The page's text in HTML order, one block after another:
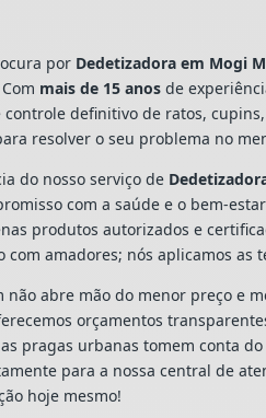
por Dedetizadora em Mogi
mais de 15 anos de
controle definitivo de ratos,
resolver o seu problema no
do nosso serviço de
com a saúde e o bem-
produtos autorizados e
com amadores; nós aplicamos
não abre mão do menor preço e
orçamentos
pragas urbanas tomem conta
para a nossa central de
hoje mesmo!